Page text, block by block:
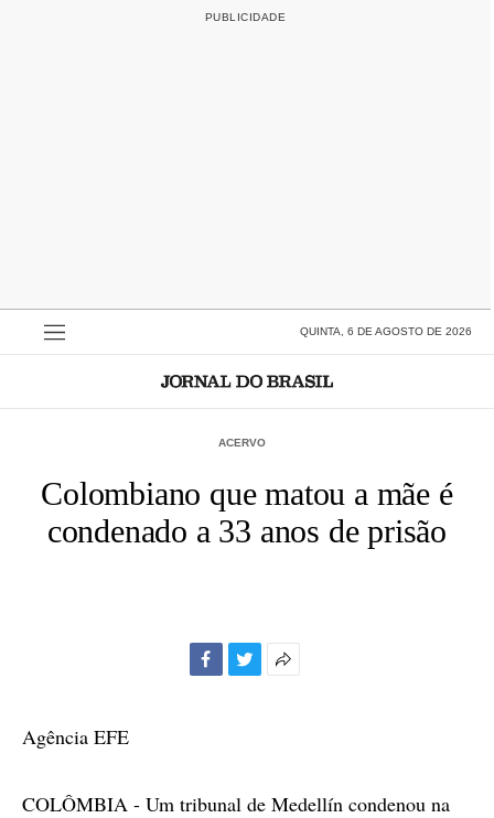
QUINTA, 6 DE AGOSTO DE 2026
ACERVO
Colombiano que matou a mãe é
condenado a 33 anos de prisão
Agência EFE
COLÔMBIA - Um tribunal de Medellín condenou na